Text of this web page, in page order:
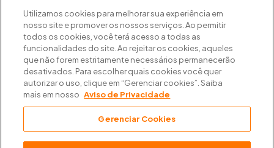
Utilizamos cookies para melhorar sua experiência em
nosso site e promover os nossos serviços. Ao permitir
todos os cookies, você terá acesso a todas as
funcionalidades do site. Ao rejeitar os cookies, aqueles
que não forem estritamente necessários permanecerão
desativados. Para escolher quais cookies você quer
autorizar o uso, clique em “Gerenciar cookies”. Saiba
mais em nosso Aviso de Privacidade
Gerenciar Cookies